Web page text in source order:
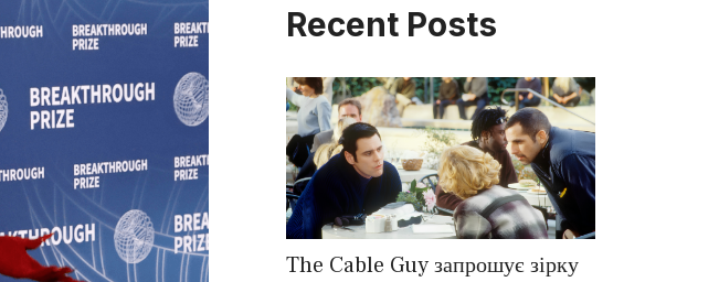
Recent Posts
The Cable Guy запрошує зірку